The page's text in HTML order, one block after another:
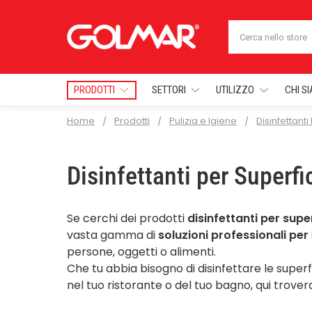
PRODOTTI SETTORI UTILIZZO CHI
Home Prodotti Pulizia e Igiene
Disinfettanti per
Se cerchi dei prodotti disinfettanti per
vasta gamma di soluzioni professionali
persone, oggetti o alimenti.
Che tu abbia bisogno di disinfettare le
nel tuo ristorante o del tuo bagno, qui